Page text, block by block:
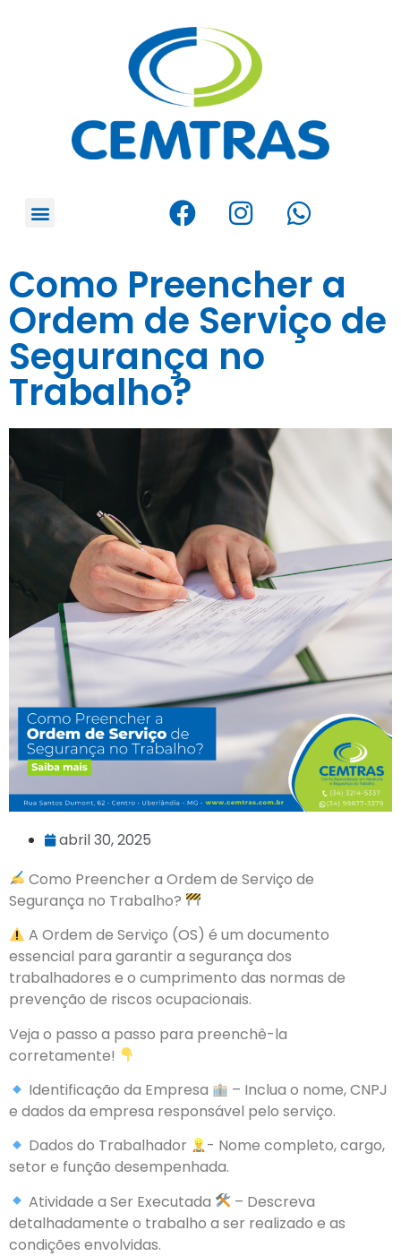
Como Preencher a
Ordem de Serviço de
Segurança no
Trabalho?
abril 30, 2025
Como Preencher a Ordem de Serviço de
Segurança no Trabalho?
A Ordem de Serviço (OS) é um documento
essencial para garantir a segurança dos
trabalhadores e o cumprimento das normas de
prevenção de riscos ocupacionais.
Veja o passo a passo para preenchê-la
corretamente!
Identificação da Empresa
– Inclua o nome, CNPJ
e dados da empresa responsável pelo serviço.
Dados do Trabalhador
- Nome completo, cargo,
setor e função desempenhada.
Atividade a Ser Executada
– Descreva
detalhadamente o trabalho a ser realizado e as
condições envolvidas.